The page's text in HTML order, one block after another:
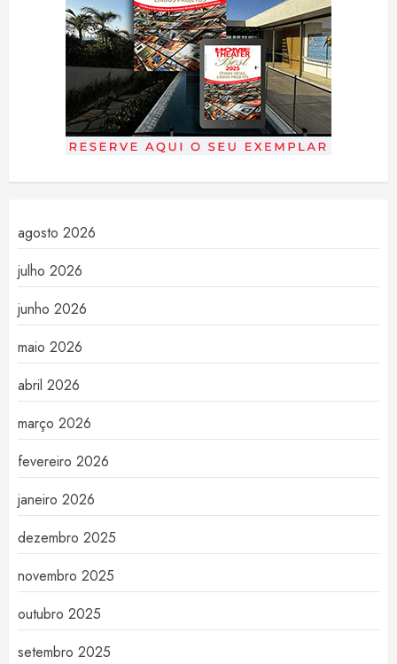
agosto 2026
julho 2026
junho 2026
maio 2026
abril 2026
março 2026
fevereiro 2026
janeiro 2026
dezembro 2025
novembro 2025
outubro 2025
setembro 2025